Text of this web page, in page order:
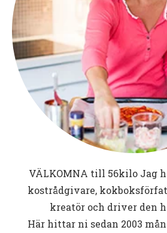
VÄLKOMNA till 56kiloJag
kostrådgivare,
kreatör och driver den
Här hittar ni sedan 2003